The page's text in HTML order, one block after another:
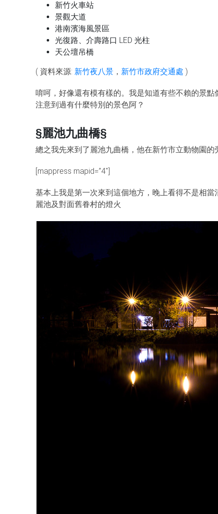
新竹火車站
景觀大道
港南濱海風景區
光復路、介壽路口 LED 光柱
天公壇吊橋
( 資料來源: 新竹夜八景 ， 新竹市政府交通處 )
唷呵，好像還有模有樣的。我是知道有些不賴的景
注意到過有什麼特別的景色阿？
§麗池九曲橋§
總之我先來到了麗池九曲橋，他在新竹市立動物園的
[mappress mapid=”4″]
基本上我是第一次來到這個地方，晚上看得不是相
麗池及對面舊眷村的燈火